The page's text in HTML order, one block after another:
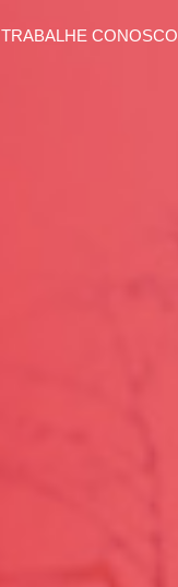
TRABALHE CONOSCO